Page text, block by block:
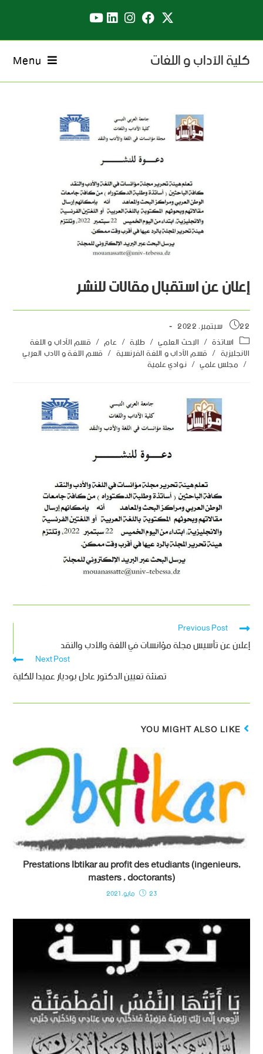
كلية الآداب و اللغات Menu
إعلان عن استقبال مقالات للنشر
22 سبتمبر، 2022
اساتذة / البحث العلمي / طلبة / عام / قسم الآداب و اللغة
الانجليزية / قسم الآداب و اللغة الفرنسية / قسم اللغة و الادب العربي
/ مجلس علمي / نوادي علمية
Previous Post
إعلان عن تأسيس مجلة مؤانسات في اللغة والأدب والنقد
Next Post
تهنئة تعيين الدكتور عادل بوديار عميدا للكلية
YOU MIGHT ALSO LIKE
Prestations Ibtikar au profit des etudiants (ingenieurs,
masters , doctorants)
23 مايو، 2021